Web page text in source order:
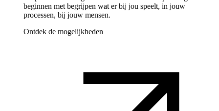
beginnen met begrijpen wat er bij jou speelt, in jouw
processen, bij jouw mensen.
Ontdek de mogelijkheden